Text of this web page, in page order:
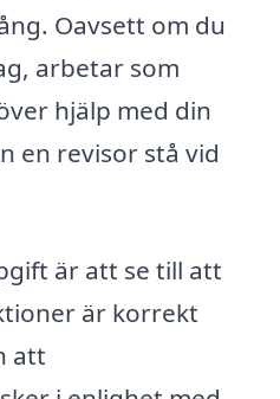
Oavsett om du
arbetar som
hjälp med din
en revisor stå vid
är att se till att
är korrekt
att